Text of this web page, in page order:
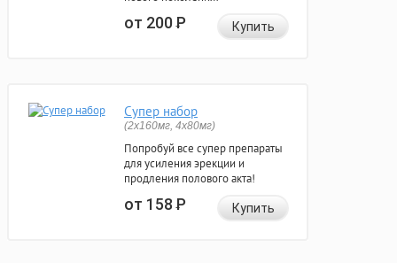
от 200Р Купить
Супер набор
(2х160мг, 4х80мг)
Попробуй все супер препараты
для усиления эрекции и
продления полового акта!
от 158Р Купить